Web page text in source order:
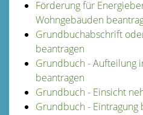
Förderung für
Wohngebäuden
Grundbuchabschrift
beantragen
Grundbuch - Aufteilung
beantragen
Grundbuch - Einsicht
Grundbuch - Eintragung